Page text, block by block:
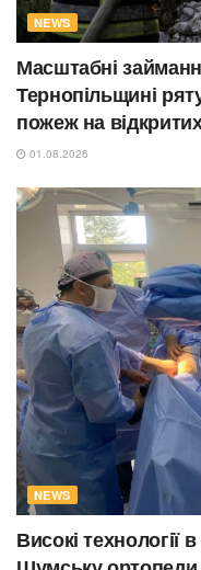
NEWS
Масштабні
Тернопільщині
пожеж на
01.08.2026
NEWS
Високі технології